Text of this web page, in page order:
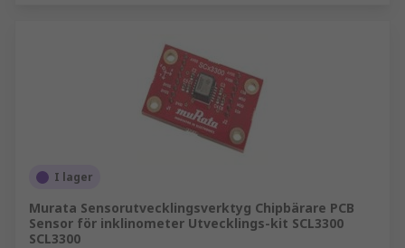
I lager
Murata Sensorutvecklingsverktyg Chipbärare PCB
Sensor för inklinometer Utvecklings-kit SCL3300
SCL3300